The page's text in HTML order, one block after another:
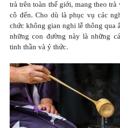
trà trên toàn thế giới, mang theo
cô đến. Cho dù là phục vụ các
chức không gian nghi lễ thông qua
những con đường này là những
tinh thần và ý thức.